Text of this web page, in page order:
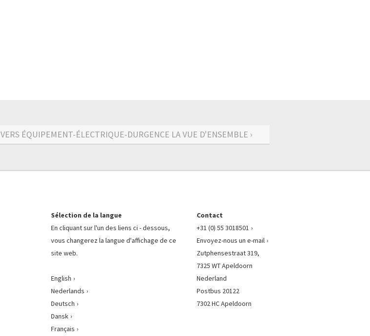
VERS ÉQUIPEMENT-ÉLECTRIQUE-DURGENCE LA VUE D'ENSEMBLE ›
Sélection de la langue
En cliquant sur l'un des liens ci - dessous,
vous changerez la langue d'affichage de ce
site web.
English
Nederlands
Deutsch
Dansk
Français
Contact
+31 (0) 55 3018501
Envoyez-nous un e-mail
Zutphensestraat 319,
7325 WT Apeldoorn
Nederland
Postbus 20122
7302 HC Apeldoorn